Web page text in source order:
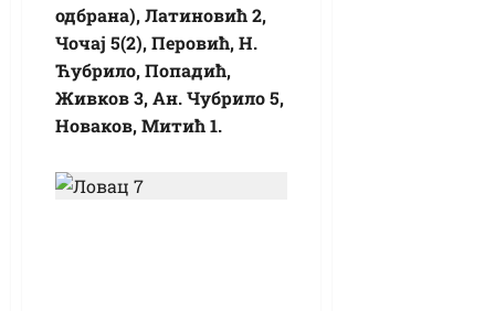
одбрана), Латиновић 2,
Чочај 5(2), Перовић, Н.
Ћубрило, Попадић,
Живков 3, Ан. Чубрило 5,
Новаков, Митић 1.